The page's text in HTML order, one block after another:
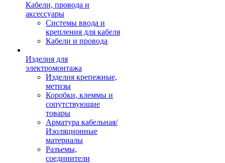
Кабели, провода и
аксессуары
Системы ввода и
крепления для кабеля
Кабели и провода
Изделия для
электромонтажа
Изделия крепежные,
метизы
Коробки, клеммы и
сопутствующие
товары
Арматура кабельная/
Изоляционные
материалы
Разъемы,
соединители